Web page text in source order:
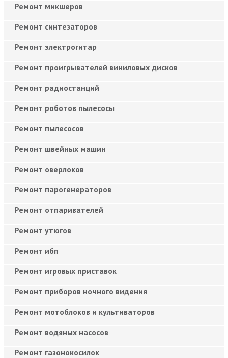
Ремонт микшеров
Ремонт синтезаторов
Ремонт электрогитар
Ремонт проигрывателей виниловых дисков
Ремонт радиостанций
Ремонт роботов пылесосы
Ремонт пылесосов
Ремонт швейных машин
Ремонт оверлоков
Ремонт парогенераторов
Ремонт отпаривателей
Ремонт утюгов
Ремонт ибп
Ремонт игровых приставок
Ремонт приборов ночного видения
Ремонт мотоблоков и культиваторов
Ремонт водяных насосов
Ремонт газонокосилок